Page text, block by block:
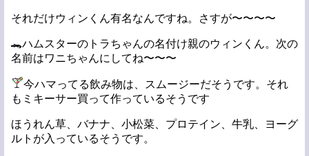
それだけウィンくん有名なんですね。さすが〜〜〜〜
🐊ハムスターのトラちゃんの名付け親のウィンくん。次の
名前はワニちゃんにしてね〜〜〜
今ハマってる飲み物は、スムージーだそうです。それ
もミキーサー買って作っているそうです
ほうれん草、バナナ、小松菜、プロテイン、牛乳、ヨーグ
ルトが入っているそうです。